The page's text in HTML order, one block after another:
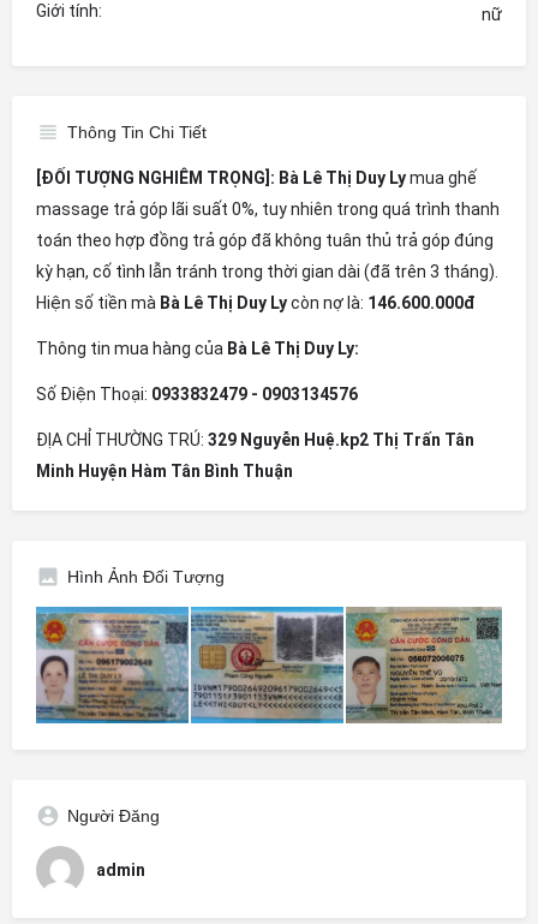
Giới tính: nữ
Thông Tin Chi Tiết
[ĐỐI TƯỢNG NGHIÊM TRỌNG]: Bà Lê Thị Duy Lymua ghế
massage trả góp lãi suất 0%, tuy nhiên trong quá trình thanh
toán theo hợp đồng trả góp đã không tuân thủ trả góp đúng
kỳ hạn, cố tình lẫn tránh trong thời gian dài (đã trên 3 tháng).
Hiện số tiền mà Bà Lê Thị Duy Lycòn nợ là: 146.600.000đ
Thông tin mua hàng của Bà Lê Thị Duy Ly:
Số Điện Thoại: 0933832479 - 0903134576
ĐỊA CHỈ THƯỜNG TRÚ: 329 Nguyễn Huệ.kp2 Thị Trấn Tân
Minh Huyện Hàm Tân Bình Thuận
Hình Ảnh Đối Tượng
Người Đăng
admin